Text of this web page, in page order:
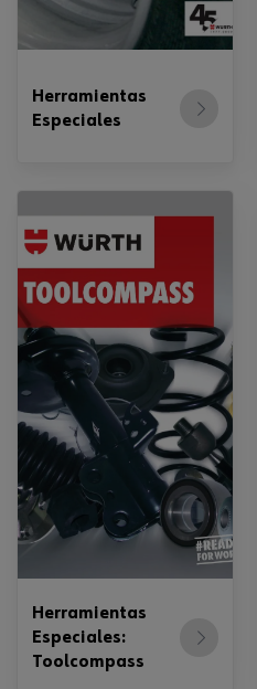
Herramientas
Especiales
Herramientas
Especiales:
Toolcompass